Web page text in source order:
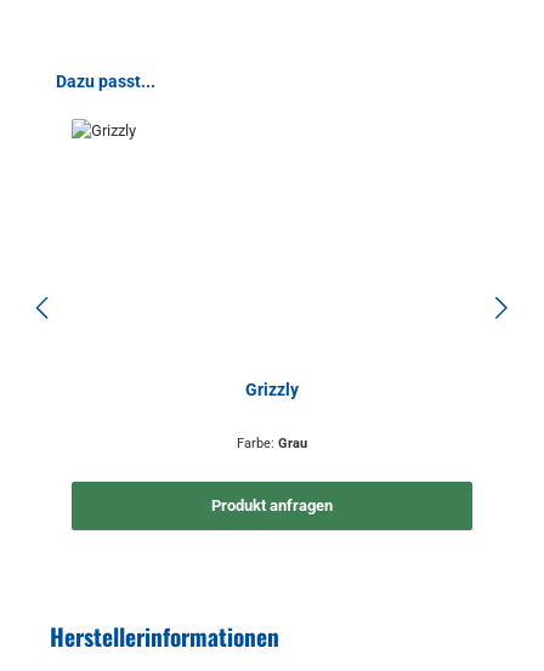
Produktgalerie überspringen
Dazu passt...
Grizzly
Farbe: Grau
Produkt anfragen
Herstellerinformationen